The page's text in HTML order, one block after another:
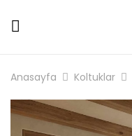
Anasayfa Koltuklar